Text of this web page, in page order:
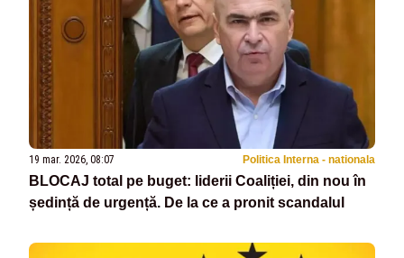
19 mar. 2026, 08:07 Politica Interna - nationala
BLOCAJ total pe buget: liderii Coaliției, din nou în
ședință de urgență. De la ce a pronit scandalul